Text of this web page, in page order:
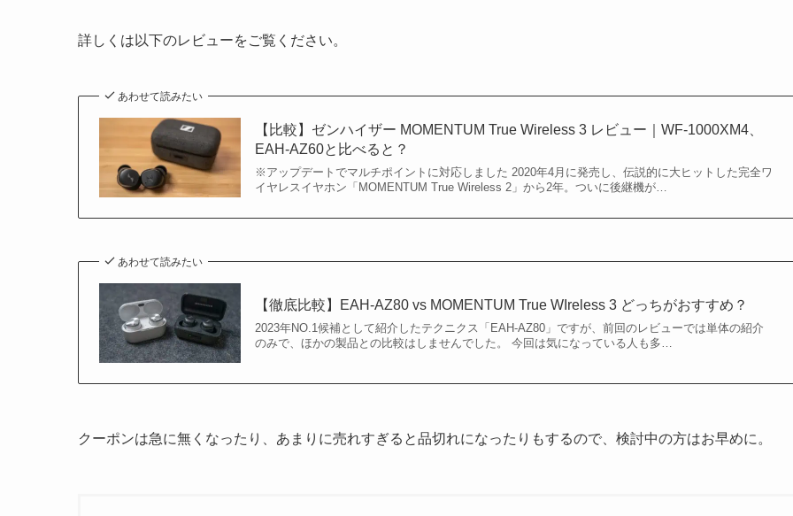
詳しくは以下のレビューをご覧ください。
あわせて読みたい
【比較】ゼンハイザー MOMENTUM True Wireless 3 レビュー｜WF-1000XM4、
EAH-AZ60と比べると？
※アップデートでマルチポイントに対応しました 2020年4月に発売し、伝説的に大ヒットした完全ワ
イヤレスイヤホン「MOMENTUM True Wireless 2」から2年。ついに後継機が…
あわせて読みたい
【徹底比較】EAH-AZ80 vs MOMENTUM True WIreless 3 どっちがおすすめ？
2023年NO.1候補として紹介したテクニクス「EAH-AZ80」ですが、前回のレビューでは単体の紹介
のみで、ほかの製品との比較はしませんでした。 今回は気になっている人も多…
クーポンは急に無くなったり、あまりに売れすぎると品切れになったりもするので、検討中の方はお早めに。